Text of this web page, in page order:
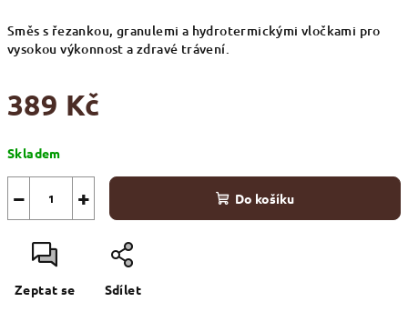
Směs s řezankou, granulemi a hydrotermickými vločkami pro
vysokou výkonnost a zdravé trávení.
389 Kč
cena:
Skladem
+
− Do košíku
Zeptat se Sdílet